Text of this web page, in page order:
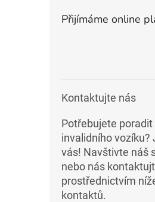
Přijímáme online
Kontaktujte nás
Potřebujete
invalidního vozíku?
vás! Navštivte náš
nebo nás
prostřednictvím
kontaktů.